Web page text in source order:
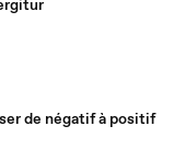
de négatif à positif